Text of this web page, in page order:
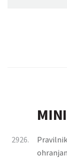
2926.